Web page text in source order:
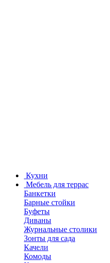
Кухни
Мебель для террас
Банкетки
Барные стойки
Буфеты
Диваны
Журнальные столики
Зонты для сада
Качели
Комоды